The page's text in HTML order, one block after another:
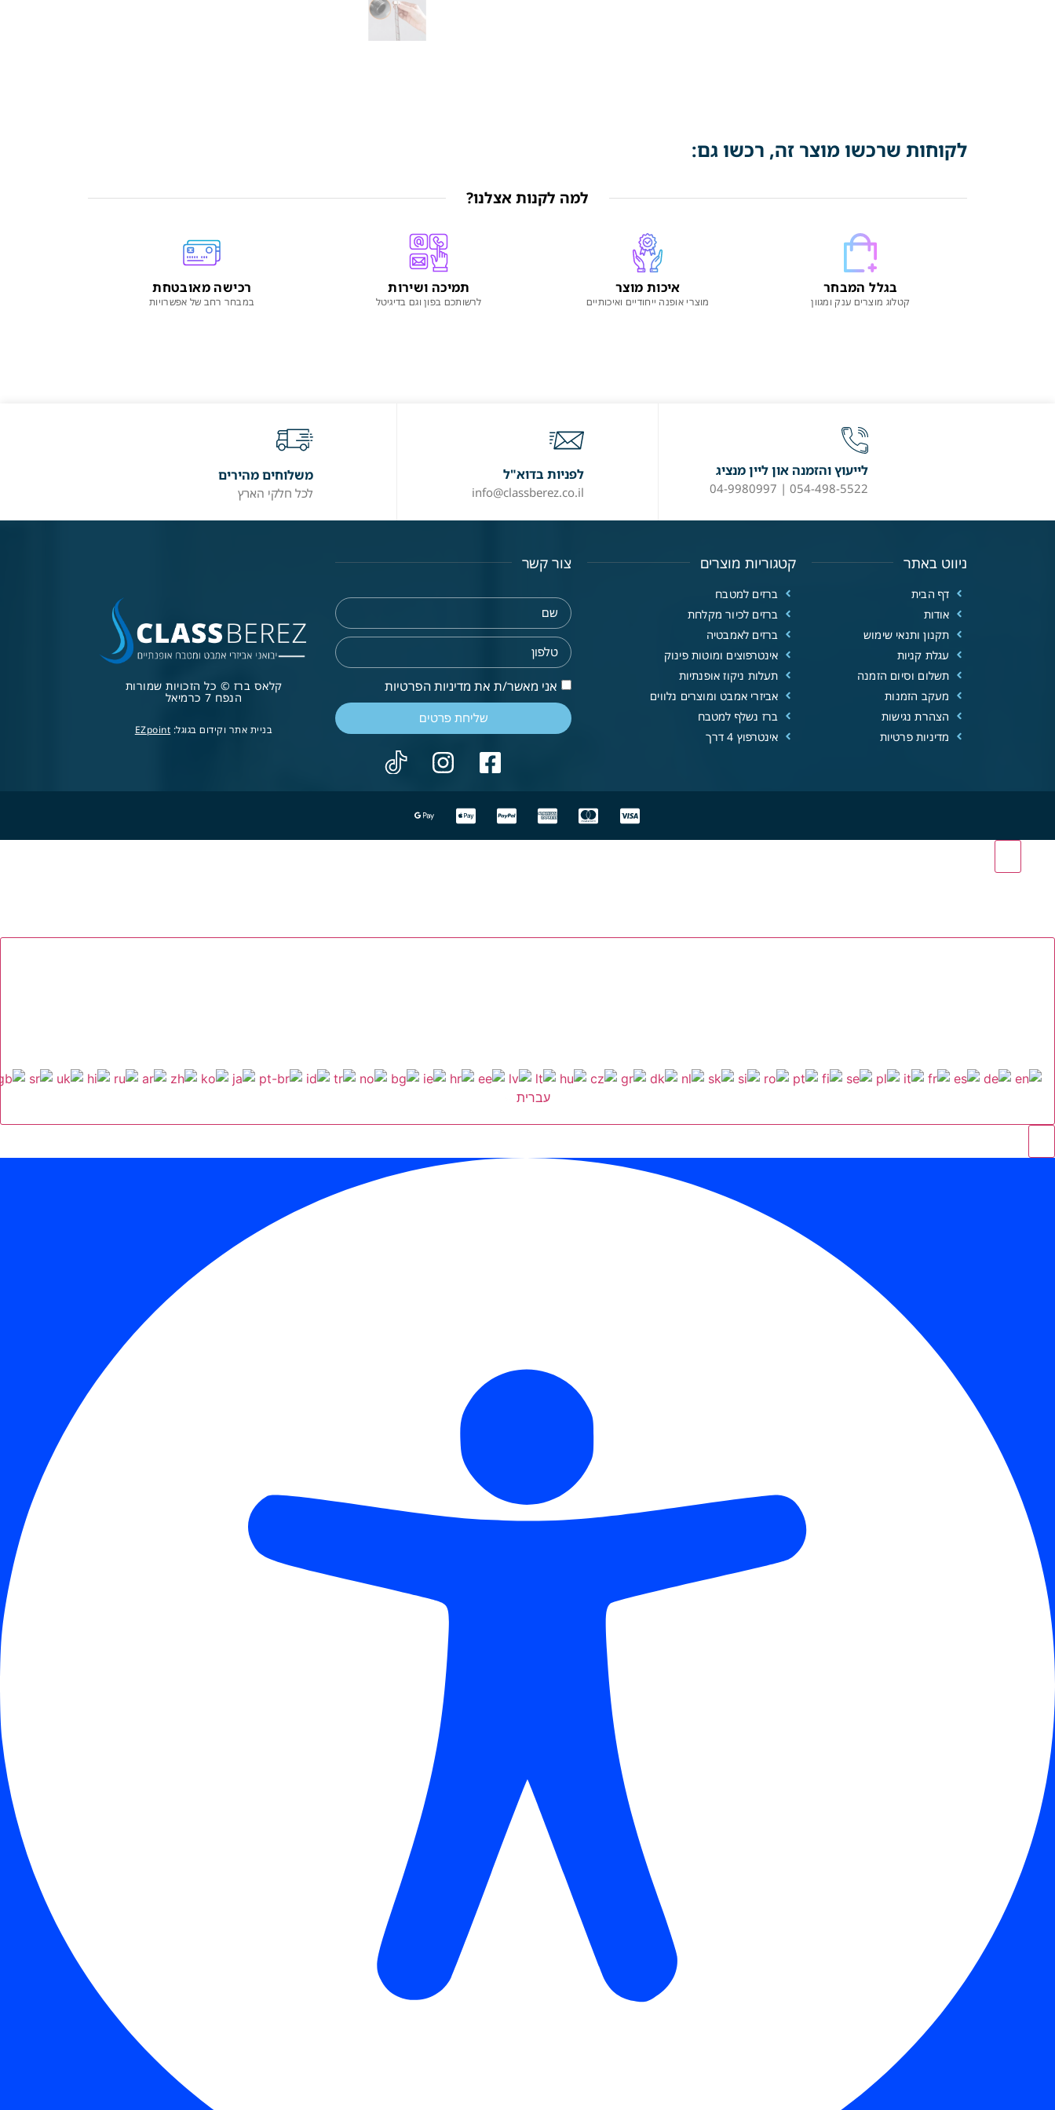
לקוחות שרכשו מוצר זה, רכשו גם:
למה לקנות אצלנו?
בגלל המבחר
קטלוג מוצרים ענק ומגוון
איכות מוצר
מוצרי אופנה ייחודיים ואיכותיים
תמיכה ושירות
לרשותכם בפון וגם בדיגיטל
רכישה מאובטחת
במבחר רחב של אפשרויות
לייעוץ והזמנה און ליין מנציג
054-498-5522 | 04-9980997
לפניות בדוא"ל
info@classberez.co.il
משלוחים מהירים
לכל חלקי הארץ
ניווט באתר
דף הבית
אודות
תקנון ותנאי שימוש
עגלת קניות
תשלום וסיום הזמנה
מעקב הזמנות
הצהרת נגישות
מדיניות פרטיות
קטגוריות מוצרים
ברזים למטבח
ברזים לכיור מקלחת
ברזים לאמבטיה
אינטרפוצים ומוטות פינוק
תעלות ניקוז אופנתיות
אביזרי אמבט ומוצרים נלווים
ברז נשלף למטבח
אינטרפוץ 4 דרך
צור קשר
אני מאשר/ת את מדיניות הפרטיות
שליחת פרטים
קלאס ברז © כל הזכויות שמורות
הנפח 7 כרמיאל
בניית אתר וקידום בגוגל: EZpoint
עברית